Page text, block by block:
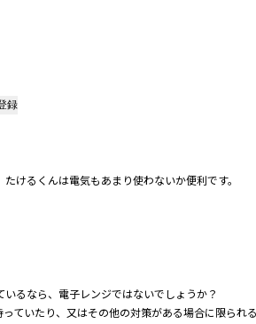
録
けるくんは電気もあまり使わないか便利です。
るなら、電子レンジではないでしょうか？
ていたり、又はその他の対策がある場合に限られる